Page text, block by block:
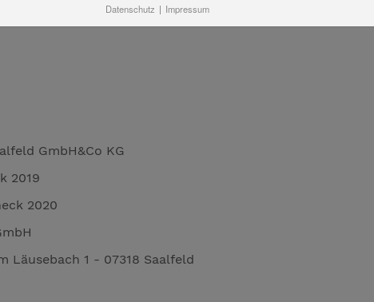
GmbH&Co KG
2019
2020
Läusebach 1 - 07318 Saalfeld
Datenschutz | Impressum